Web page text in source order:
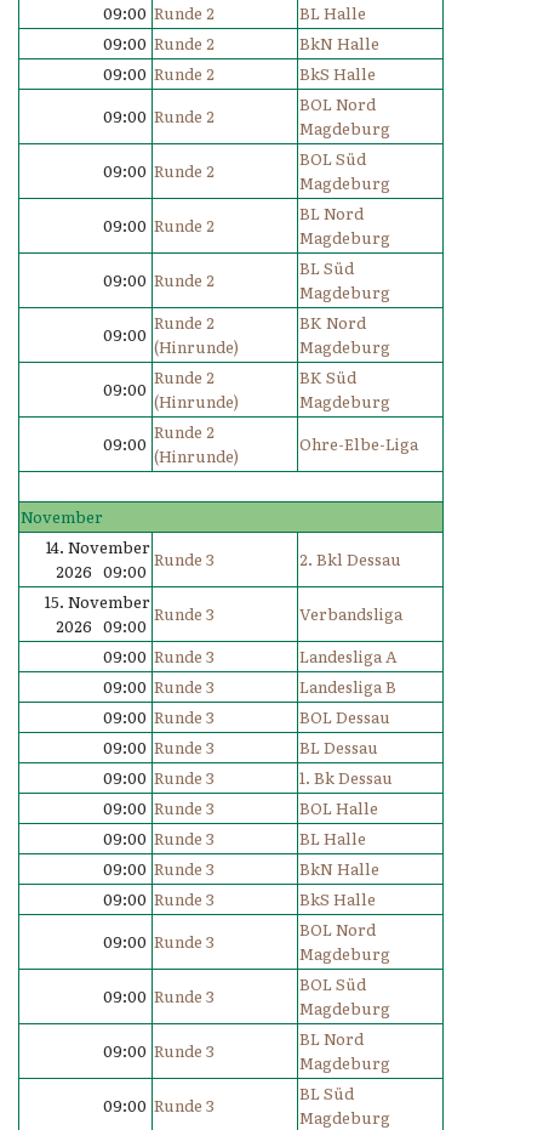
09:00 Runde 2
BL Halle
09:00 Runde 2
BkN Halle
09:00 Runde 2
BkS Halle
09:00 Runde 2
BOL Nord
Magdeburg
09:00 Runde 2
BOL Süd
Magdeburg
09:00 Runde 2
BL Nord
Magdeburg
09:00 Runde 2
BL Süd
Magdeburg
09:00
Runde 2
(Hinrunde)
BK Nord
Magdeburg
09:00
Runde 2
(Hinrunde)
BK Süd
Magdeburg
09:00
Runde 2
(Hinrunde)
Ohre-Elbe-Liga
November
14. November
2026 09:00
Runde 3
2. Bkl Dessau
15. November
2026 09:00
Runde 3
Verbandsliga
09:00 Runde 3
Landesliga A
09:00 Runde 3
Landesliga B
09:00 Runde 3
BOL Dessau
09:00 Runde 3
BL Dessau
09:00 Runde 3
1. Bk Dessau
09:00 Runde 3
BOL Halle
09:00 Runde 3
BL Halle
09:00 Runde 3
BkN Halle
09:00 Runde 3
BkS Halle
09:00 Runde 3
BOL Nord
Magdeburg
09:00 Runde 3
BOL Süd
Magdeburg
09:00 Runde 3
BL Nord
Magdeburg
09:00 Runde 3
BL Süd
Magdeburg